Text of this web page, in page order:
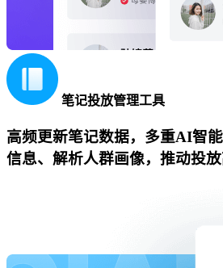
笔记投放管理工具
高频更新笔记数据，多重AI智
信息、解析人群画像，推动投放